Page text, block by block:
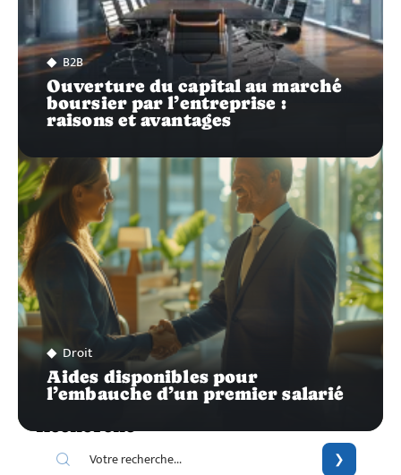
B2B
Ouverture du capital au marché
boursier par l’entreprise :
raisons et avantages
Droit
Aides disponibles pour
l’embauche d’un premier salarié